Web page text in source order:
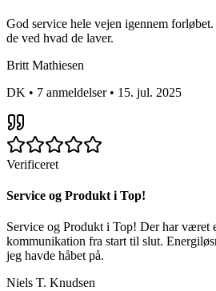
God service hele vejen igennem
de ved hvad de laver.
Britt Mathiesen
DK • 7 anmeldelser• 15. jul. 2025
Verificeret
Service og Produkt i Top!
Service og Produkt i Top! Der har været
kommunikation fra start til slut.
jeg havde håbet på.
Niels T. Knudsen